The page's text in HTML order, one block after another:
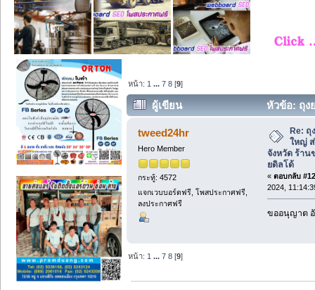
หน้า: 1 ...7 8 [9]
ผู้เขียน
หัวข้อ: ถุง
จังหวัด ร้านขายไข่สั่น, ร้านขายดิลโด้ (
tweed24hr
Hero Member
กระทู้: 4572
แจกเวบบอร์ดฟรี, โพสประกาศฟรี,
ลงประกาศฟรี
Re: ถุ
ใหญ่
จังหวัด ร้าน
ยดิลโด้
« ตอบกลับ
2024,
ขออนุญาต
หน้า:1 ...7 8 [9]